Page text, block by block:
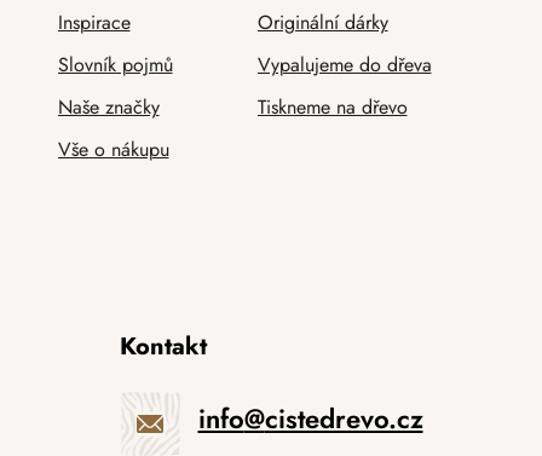
Inspirace
Slovník pojmů
Naše značky
Vše o nákupu
Originální dárky
Vypalujeme do dřeva
Tiskneme na dřevo
Kontakt
info@cistedrevo.cz